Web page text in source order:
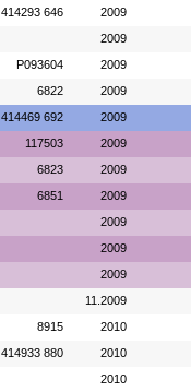
414293 646 2009
2009
P093604 2009
6822 2009
414469 692 2009
117503 2009
6823 2009
6851 2009
2009
2009
2009
11.2009
8915 2010
414933 880 2010
2010